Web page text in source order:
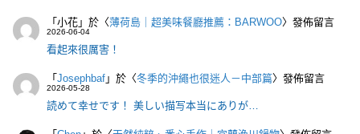
「小花 」於〈薄荷島｜超美味餐廳推薦：BARWOO〉發佈留言
2026-06-04
看起來很厲害！
「Josephbaf 」於〈冬季的沖繩也很迷人－中部篇〉發佈留言
2026-05-28
読めて幸せです！ 美しい描写本当にありが…